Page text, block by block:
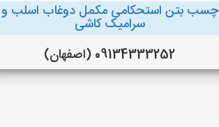
چسب بتن استحکامی مکمل دوغاب اسلب و
سرامیک کاشی
09134333252 (اصفهان)